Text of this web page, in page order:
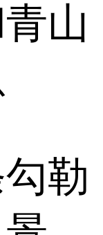
山
勒